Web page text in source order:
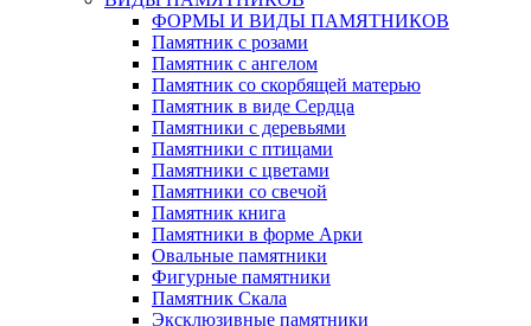
ФОРМЫ И ВИДЫ ПАМЯТНИКОВ
Памятник с розами
Памятник с ангелом
Памятник со скорбящей матерью
Памятник в виде Сердца
Памятники с деревьями
Памятники с птицами
Памятники с цветами
Памятники со свечой
Памятник книга
Памятники в форме Арки
Овальные памятники
Фигурные памятники
Памятник Скала
Эксклюзивные памятники